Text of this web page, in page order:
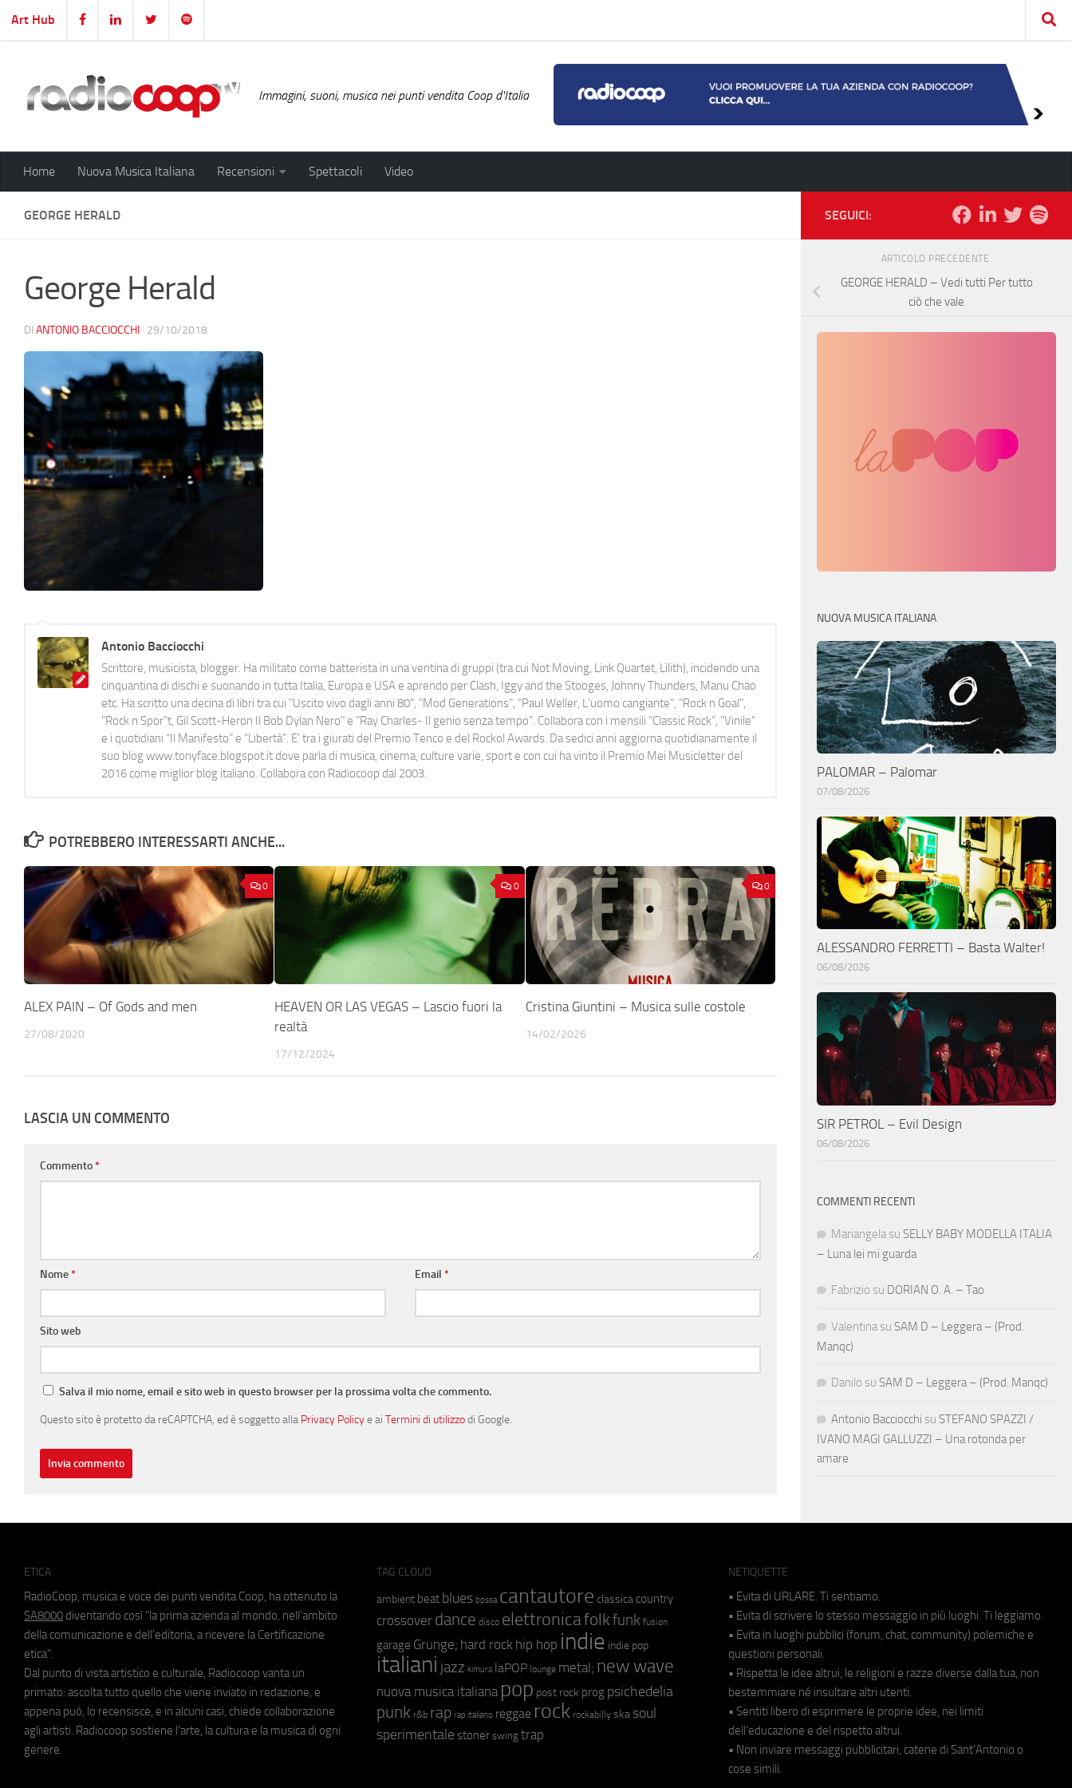
Salta al contenuto
Art Hub
Immagini, suoni, musica nei punti vendita Coop d'Italia
Home Nuova Musica Italiana Recensioni Spettacoli Video
GEORGE HERALD
George Herald
DI ANTONIO BACCIOCCHI · 29/10/2018
Antonio Bacciocchi
Scrittore, musicista, blogger. Ha militato come batterista in una ventina di gruppi (tra cui Not Moving, Link Quartet, Lilith), incidendo una
cinquantina di dischi e suonando in tutta Italia, Europa e USA e aprendo per Clash, Iggy and the Stooges, Johnny Thunders, Manu Chao
etc. Ha scritto una decina di libri tra cui "Uscito vivo dagli anni 80", "Mod Generations", "Paul Weller, L’uomo cangiante", "Rock n Goal",
"Rock n Spor"t, Gil Scott-Heron Il Bob Dylan Nero" e "Ray Charles- Il genio senza tempo". Collabora con i mensili “Classic Rock”, "Vinile"
e i quotidiani “Il Manifesto” e “Libertà”. E' tra i giurati del Premio Tenco e del Rockol Awards. Da sedici anni aggiorna quotidianamente il
suo blog www.tonyface.blogspot.it dove parla di musica, cinema, culture varie, sport e con cui ha vinto il Premio Mei Musicletter del
2016 come miglior blog italiano. Collabora con Radiocoop dal 2003.
POTREBBERO INTERESSARTI ANCHE...
0
ALEX PAIN – Of Gods and men
27/08/2020
0
HEAVEN OR LAS VEGAS – Lascio fuori la
realtà
17/12/2024
0
Cristina Giuntini – Musica sulle costole
14/02/2026
LASCIA UN COMMENTO
Commento*
Nome* Email*
Sito web
Salva il mio nome, email e sito web in questo browser per la prossima volta che commento.
Questo sito è protetto da reCAPTCHA, ed è soggetto alla Privacy Policye ai Termini di utilizzodi Google.
SEGUICI:
ARTICOLO PRECEDENTE
GEORGE HERALD – Vedi tutti Per tutto
ciò che vale
NUOVA MUSICA ITALIANA
PALOMAR – Palomar
07/08/2026
ALESSANDRO FERRETTI – Basta Walter!
06/08/2026
SIR PETROL – Evil Design
06/08/2026
COMMENTI RECENTI
Mariangela su SELLY BABY MODELLA ITALIA
– Luna lei mi guarda
Fabrizio su DORIAN O. A. – Tao
Valentina su SAM D – Leggera – (Prod.
Manqc)
Danilo su SAM D – Leggera – (Prod. Manqc)
Antonio Bacciocchi su STEFANO SPAZZI /
IVANO MAGI GALLUZZI – Una rotonda per
amare
ETICA
RadioCoop, musica e voce dei punti vendita Coop, ha ottenuto la
SA8000 diventando così "la prima azienda al mondo, nell'ambito
della comunicazione e dell'editoria, a ricevere la Certificazione
etica".
Dal punto di vista artistico e culturale, Radiocoop vanta un
primato: ascolta tutto quello che viene inviato in redazione, e
appena può, lo recensisce, e in alcuni casi, chiede collaborazione
agli artisti. Radiocoop sostiene l'arte, la cultura e la musica di ogni
genere.
TAG CLOUD
ambient beat blues bossa cantautore classica country
crossover dance disco elettronicafolkfunk fusion
garage Grunge; hard rock hip hop indie indie pop
italiani jazz kimura laPOP lounge metal; new wave
nuova musica italiana pop post rock prog psichedelia
punk r&b rap rap italiano reggae rock rockabilly ska soul
sperimentale stoner swing trap
NETIQUETTE
• Evita di URLARE. Ti sentiamo.
• Evita di scrivere lo stesso messaggio in più luoghi. Ti leggiamo.
• Evita in luoghi pubblici (forum, chat, community) polemiche e
questioni personali.
• Rispetta le idee altrui, le religioni e razze diverse dalla tua, non
bestemmiare né insultare altri utenti.
• Sentiti libero di esprimere le proprie idee, nei limiti
dell'educazione e del rispetto altrui.
• Non inviare messaggi pubblicitari, catene di Sant'Antonio o
cose simili.